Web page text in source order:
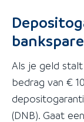
Als je geld
bedrag van €
(DNB). Gaat